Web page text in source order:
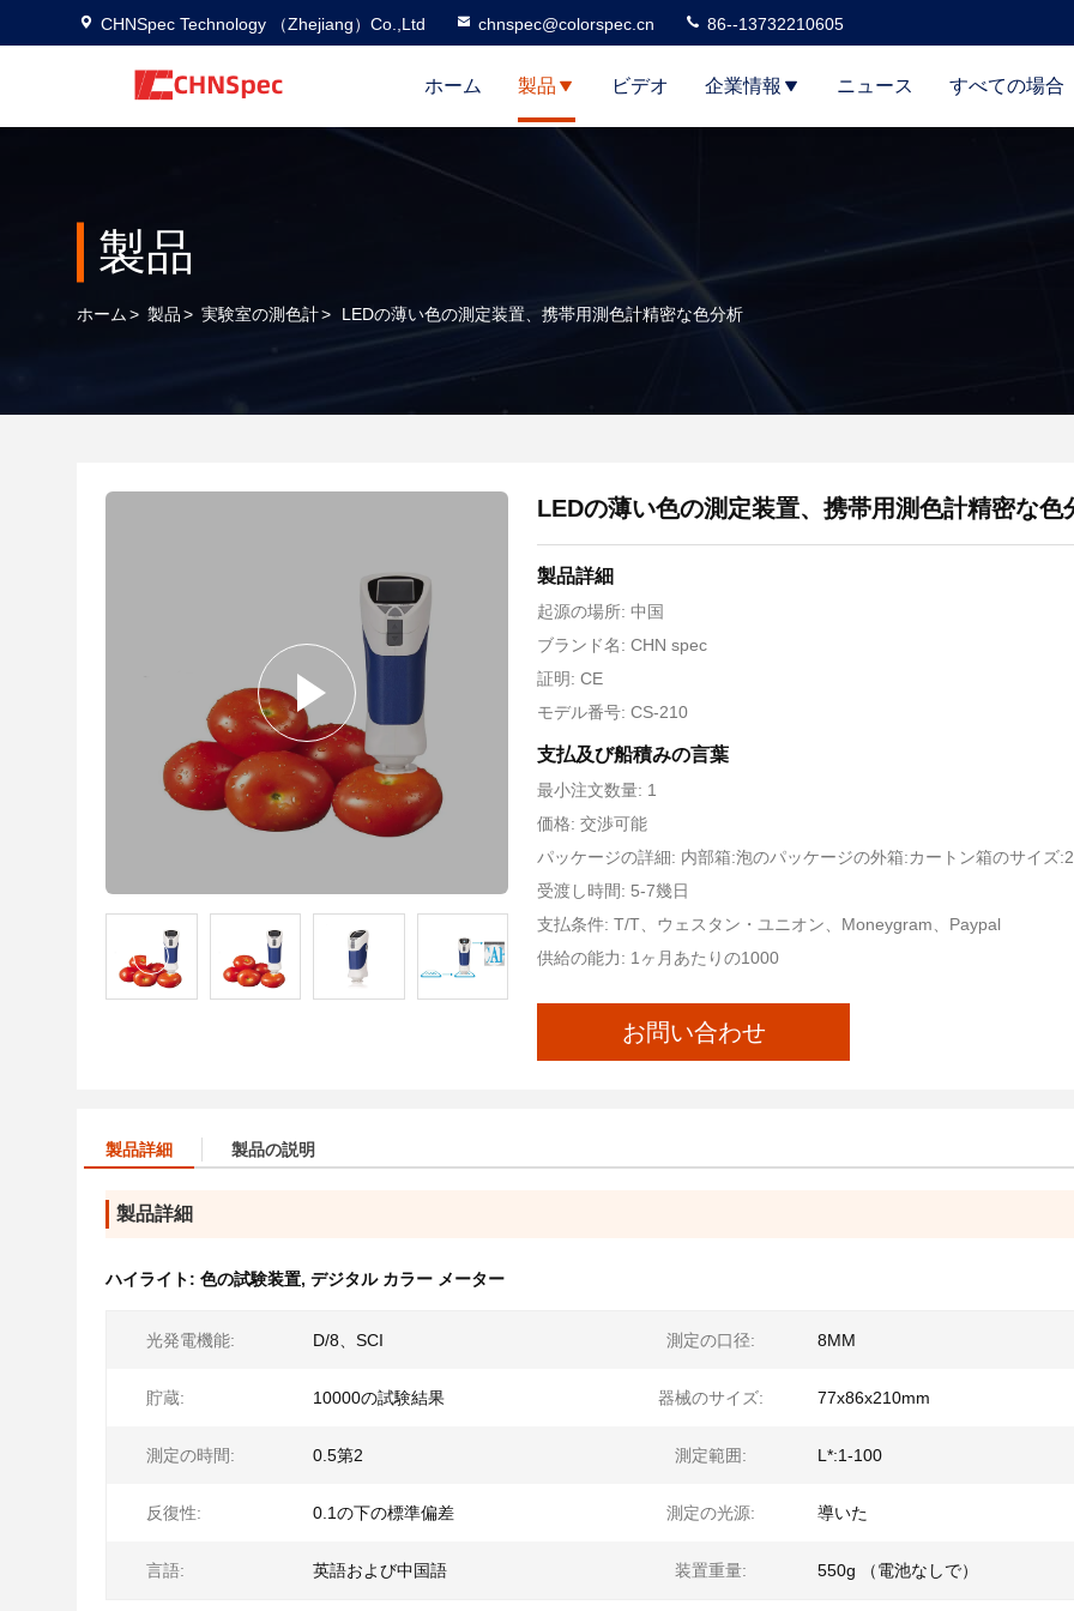
CHNSpec Technology （Zhejiang）Co.,Ltd chnspec@colorspec.cn 86--13732210605
ホーム 製品 ビデオ 企業情報 ニュース すべての場合
製品
ホーム> 製品> 実験室の測色計> LEDの薄い色の測定装置、携帯用測色計精密な色分析
LEDの薄い色の測定装置、携帯用測色計精密な色
製品詳細
起源の場所: 中国
ブランド名: CHN spec
証明: CE
モデル番号: CS-210
支払及び船積みの言葉
最小注文数量: 1
価格: 交渉可能
パッケージの詳細: 内部箱:泡のパッケージの外箱:カートン箱のサイズ
受渡し時間: 5-7幾日
支払条件: T/T、ウェスタン・ユニオン、Moneygram、Paypal
供給の能力: 1ヶ月あたりの1000
お問い合わせ
製品詳細 製品の説明
製品詳細
ハイライト: 色の試験装置, デジタル カラー メーター
光発電機能: D/8、SCI 測定の口径: 8MM
貯蔵: 10000の試験結果 器械のサイズ: 77x86x210mm
測定の時間: 0.5第2 測定範囲: L*:1-100
反復性: 0.1の下の標準偏差 測定の光源: 導いた
言語: 英語および中国語 装置重量: 550g （電池なしで）